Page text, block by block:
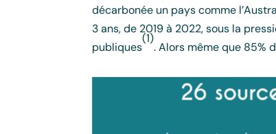
décarbonée un pays comme
3 ans, de 2019 à 2022, sous la
publiques
(1)
. Alors même que 85%